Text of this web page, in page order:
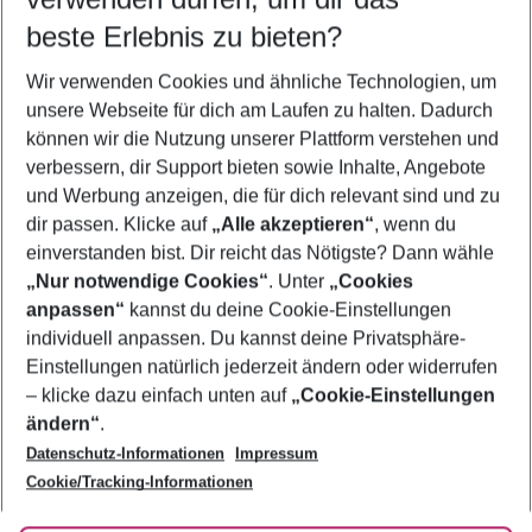
5-8 Nächte
2 Erwachsene Keine Kinder
Mehr Filter anzeigen
Footer
Footer navigation
Über uns
AGB
Bestpreisgarantie
Cookie-Einstellungen ändern
Cookie-Richtlinie
Agenturbetreuung
Barrierefreies Reisen
Folge uns
beste Erlebnis zu bieten?
Wir verwenden Cookies und ähnliche Technologien, um
unsere Webseite für dich am Laufen zu halten. Dadurch
können wir die Nutzung unserer Plattform verstehen und
verbessern, dir Support bieten sowie Inhalte, Angebote
und Werbung anzeigen, die für dich relevant sind und zu
dir passen. Klicke auf „Alle akzeptieren“, wenn du
einverstanden bist. Dir reicht das Nötigste? Dann wähle
„Nur notwendige Cookies“. Unter „Cookies
anpassen“ kannst du deine Cookie-Einstellungen
individuell anpassen. Du kannst deine Privatsphäre-
Einstellungen natürlich jederzeit ändern oder widerrufen
– klicke dazu einfach unten auf „Cookie-Einstellungen
ändern“.
Datenschutz-Informationen
Impressum
Cookie/Tracking-Informationen